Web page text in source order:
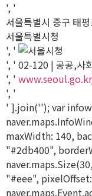
', '
서울특별시 중구 태
서울특별시청
', '
', ' 02-120 | 공공,사
', '
', '
' ].join(''); var
maxWidth: 140,
"#2db400",
"#eee",